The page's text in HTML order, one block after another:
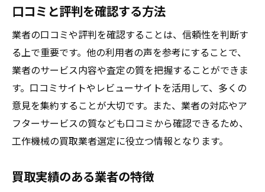
口コミと評判を確認する方法
業者の口コミや評判を確認することは、信頼性を判断す
る上で重要です。他の利用者の声を参考にすることで、
業者のサービス内容や査定の質を把握することができま
す。口コミサイトやレビューサイトを活用して、多くの
意見を集約することが大切です。また、業者の対応やア
フターサービスの質なども口コミから確認できるため、
工作機械の買取業者選定に役立つ情報となります。
買取実績のある業者の特徴